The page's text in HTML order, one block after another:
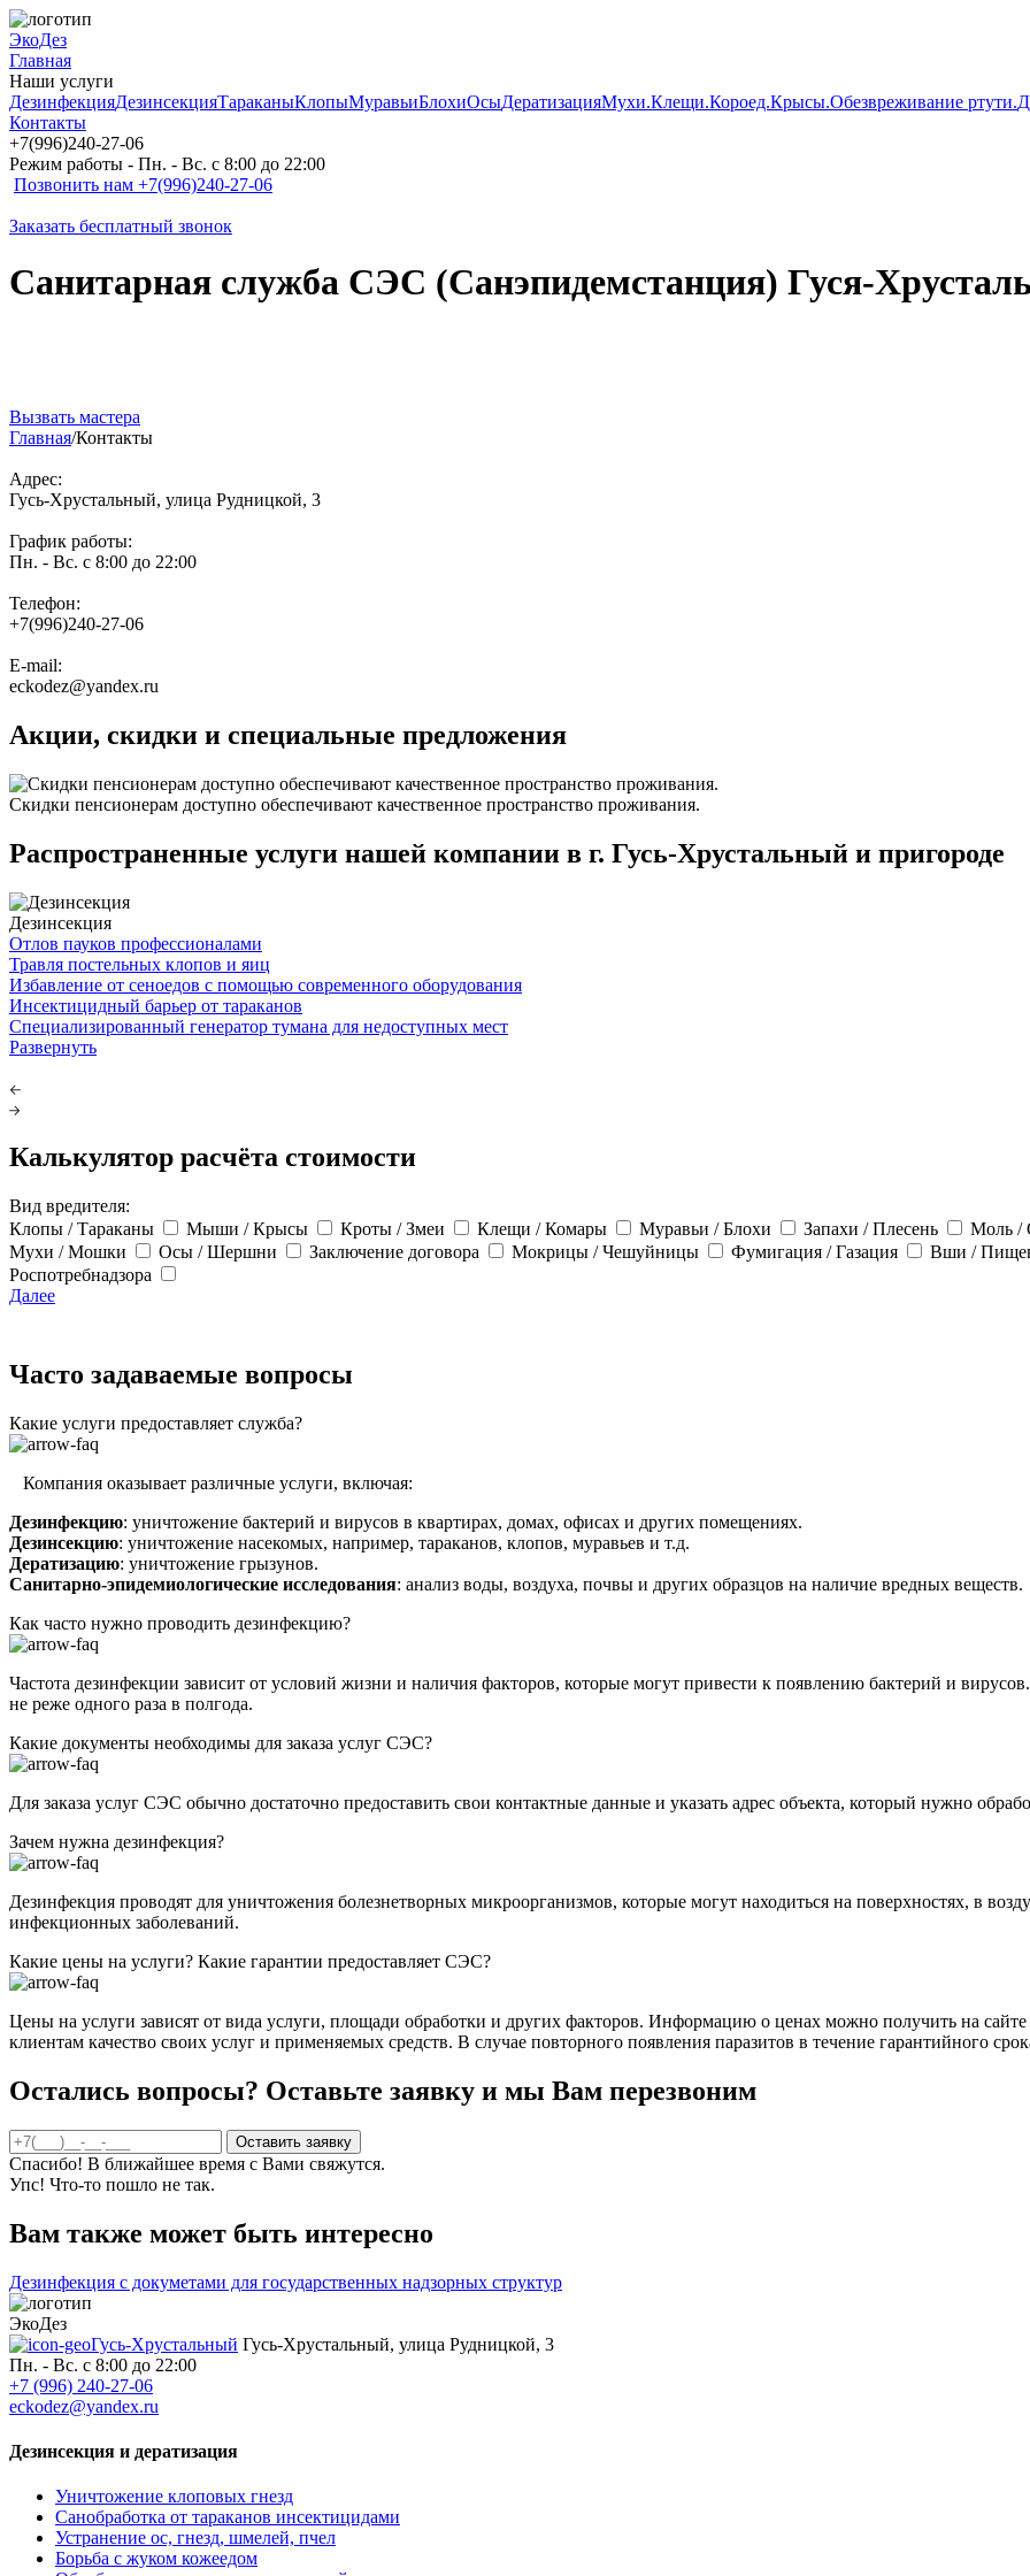
ЭкоДез
Главная
Наши услуги
ДезинфекцияДезинсекцияТараканыКлопыМуравьиБлохиОсыДератизацияМухи.Клещи.Короед.Крысы.Обезвреживание ртути.
Контакты
+7(996)240-27-06
Режим работы - Пн. - Вс. с 8:00 до 22:00
Позвонить нам +7(996)240-27-06
Заказать бесплатный звонок
Санитарная служба СЭС (Санэпидемстанция) Гуся-
Вызвать мастера
Главная/Контакты
Адрес:
Гусь-Хрустальный, улица Рудницкой, 3
График работы:
Пн. - Вс. с 8:00 до 22:00
Телефон:
+7(996)240-27-06
E-mail:
eckodez@yandex.ru
Акции, скидки и специальные предложения
Скидки пенсионерам доступно обеспечивают качественное пространство проживания.
Распространенные услуги нашей компании в г. Гусь-Хрустальный и пригороде
Дезинсекция
Отлов пауков профессионалами
Травля постельных клопов и яиц
Избавление от сеноедов с помощью современного оборудования
Инсектицидный барьер от тараканов
Специализированный генератор тумана для недоступных мест
Развернуть
Калькулятор расчёта стоимости
Вид вредителя:
Клопы / Тараканы
Мыши / Крысы Кроты / Змеи Клещи / Комары Муравьи / Блохи Запахи / Плесень Моль /
Мухи / Мошки
Осы / Шершни Заключение договора Мокрицы / Чешуйницы Фумигация / Газация Вши /
Роспотребнадзора
Далее
Часто задаваемые вопросы
Какие услуги предоставляет служба?
Компания оказывает различные услуги, включая:
Дезинфекцию: уничтожение бактерий и вирусов в квартирах, домах, офисах и других помещениях.
Дезинсекцию: уничтожение насекомых, например, тараканов, клопов, муравьев и т.д.
Дератизацию: уничтожение грызунов.
Санитарно-эпидемиологические исследования: анализ воды, воздуха, почвы и других образцов на наличие вредных веществ.
Как часто нужно проводить дезинфекцию?
Частота дезинфекции зависит от условий жизни и наличия факторов, которые могут привести к появлению бактерий и
не реже одного раза в полгода.
Какие документы необходимы для заказа услуг СЭС?
Для заказа услуг СЭС обычно достаточно предоставить свои контактные данные и указать адрес объекта, который нужно
Зачем нужна дезинфекция?
Дезинфекция проводят для уничтожения болезнетворных микроорганизмов, которые могут находиться на поверхностях, в
инфекционных заболеваний.
Какие цены на услуги? Какие гарантии предоставляет СЭС?
Цены на услуги зависят от вида услуги, площади обработки и других факторов. Информацию о ценах можно получить на
клиентам качество своих услуг и применяемых средств. В случае повторного появления паразитов в течение гарантийного
Остались вопросы? Оставьте заявку и мы Вам перезвоним
Спасибо! В ближайшее время с Вами свяжутся.
Упс! Что-то пошло не так.
Вам также может быть интересно
Дезинфекция с докуметами для государственных надзорных структур
ЭкоДез
Гусь-Хрустальный Гусь-Хрустальный, улица Рудницкой, 3
Пн. - Вс. с 8:00 до 22:00
+7 (996) 240-27-06
eckodez@yandex.ru
Дезинсекция и дератизация
Уничтожение клоповых гнезд
Санобработка от тараканов инсектицидами
Устранение ос, гнезд, шмелей, пчел
Борьба с жуком кожеедом